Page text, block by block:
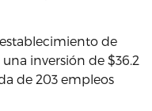
de
inversión de $36.2
de 203 empleos